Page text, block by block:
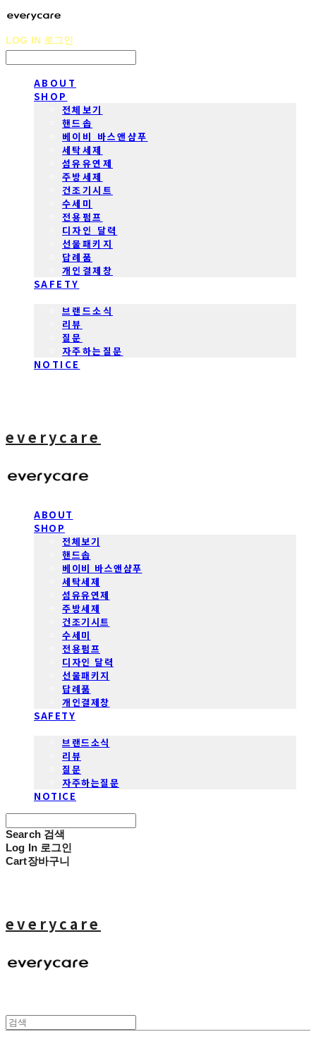
LOG IN 로그인
ABOUT
SHOP
전체보기
핸드솝
베이비 바스앤샴푸
세탁세제
섬유유연제
주방세제
건조기시트
수세미
전용펌프
디자인 달력
선물패키지
답례품
개인결제창
SAFETY
브랜드소식
리뷰
질문
자주하는질문
NOTICE
everycare
ABOUT
SHOP
전체보기
핸드솝
베이비 바스앤샴푸
세탁세제
섬유유연제
주방세제
건조기시트
수세미
전용펌프
디자인 달력
선물패키지
답례품
개인결제창
SAFETY
브랜드소식
리뷰
질문
자주하는질문
NOTICE
Search 검색
Log In 로그인
Cart장바구니
everycare